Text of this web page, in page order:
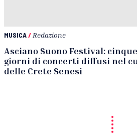
MUSICA/ Redazione
Asciano Suono Festival: cinque
giorni di concerti diffusi nel
delle Crete Senesi